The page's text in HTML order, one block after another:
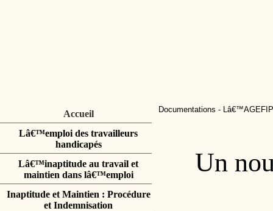
Accueil
Lâ€™emploi des travailleurs
handicapés
Lâ€™inaptitude au travail et
maintien dans lâ€™emploi
Inaptitude et Maintien : Procédure
et Indemnisation
Documentations -
Un